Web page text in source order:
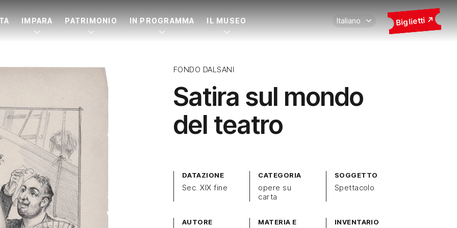
IMPARA PATRIMONIO IN PROGRAMMA IL MUSEO Biglietti
FONDO DALSANI
Satira sul mondo
del teatro
DATAZIONE
Sec. XIX fine
CATEGORIA
opere su
carta
SOGGETTO
Spettacolo
AUTORE
MATERIA E
INVENTARIO